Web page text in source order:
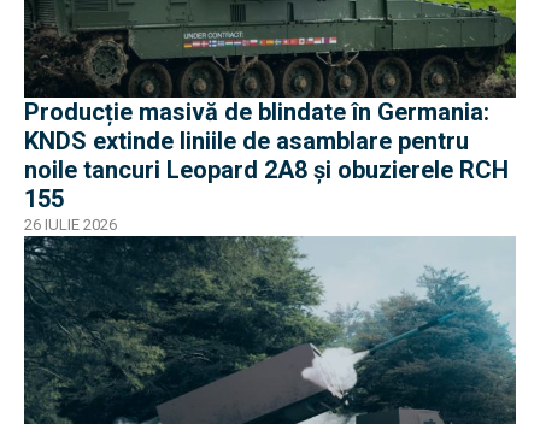
Producție masivă de blindate în Germania:
KNDS extinde liniile de asamblare pentru
noile tancuri Leopard 2A8 și obuzierele RCH
155
26 IULIE 2026